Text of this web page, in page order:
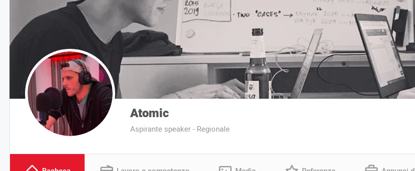
Atomic
Aspirante speaker - Regionale